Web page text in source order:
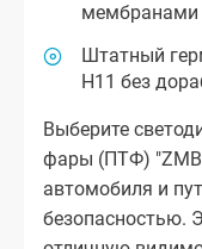
мембранами
Штатный
Н11 без
Выберите
фары (ПТФ)
автомобиля и
безопасностью.